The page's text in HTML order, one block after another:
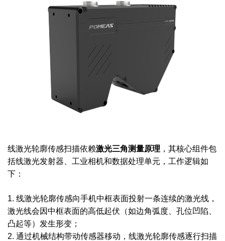
线激光轮廓传感扫描依赖激光三角测量原理 ，其核心组件包
括线激光发射器、工业相机和数据处理单元，工作逻辑如
下：
1. 线激光轮廓传感向手机中框表面投射一条连续的激光线，
激光线会因中框表面的高低起伏（如边角弧度、孔位凹陷、
凸起等）发生形变；
2. 通过机械结构带动传感器移动，线激光轮廓传感逐行扫描